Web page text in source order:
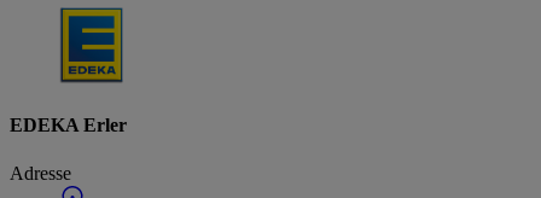
EDEKA Erler
Adresse